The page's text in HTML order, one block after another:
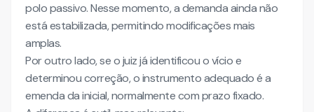
polo passivo. Nesse momento, a demanda ainda não
está estabilizada, permitindo modificações mais
amplas.
Por outro lado, se o juiz já identificou o vício e
determinou correção, o instrumento adequado é a
emenda da inicial, normalmente com prazo fixado.